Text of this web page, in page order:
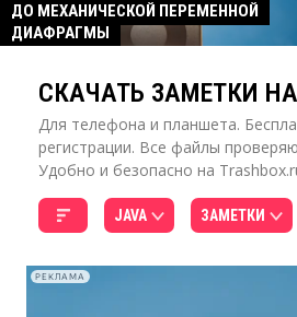
ДО МЕХАНИЧЕСКОЙ ПЕРЕМЕННОЙ
ДИАФРАГМЫ
СКАЧАТЬ ЗАМЕТКИ НА
Для телефона и планшета.
регистрации. Все файлы
Удобно и безопасно на
JAVA ЗАМЕТКИ
РЕКЛАМА